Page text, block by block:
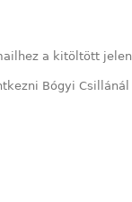
a kitöltött
Bógyi Csillánál